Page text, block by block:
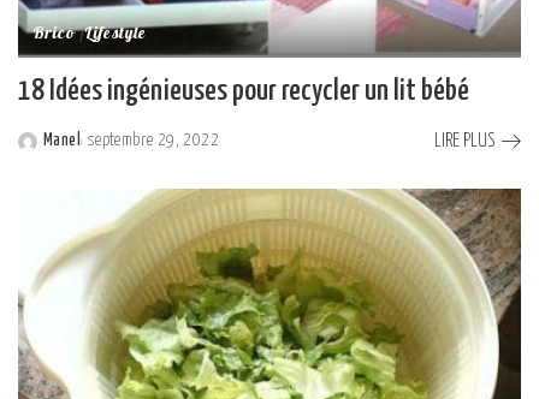
Brico Lifestyle
18 Idées ingénieuses pour recycler un lit bébé
Posted
Manel septembre 29, 2022 LIRE PLUS